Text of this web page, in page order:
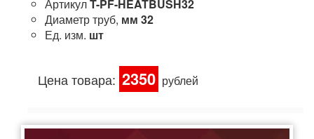
АртикулT-PF-HEATBUSH32
Диаметр труб, мм 32
Ед. изм. шт
Цена товара: 2350 рублей